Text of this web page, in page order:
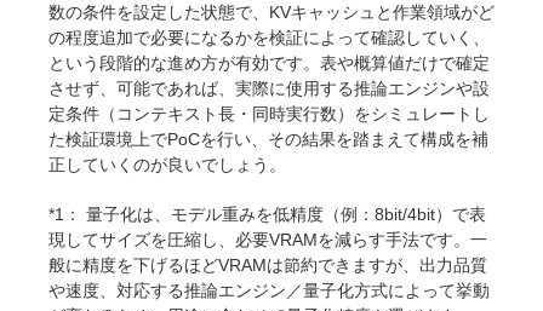
数の条件を設定した状態で、KVキャッシュと作業領域がど
の程度追加で必要になるかを検証によって確認していく、
という段階的な進め方が有効です。表や概算値だけで確定
させず、可能であれば、実際に使用する推論エンジンや設
定条件（コンテキスト長・同時実行数）をシミュレートし
た検証環境上でPoCを行い、その結果を踏まえて構成を補
正していくのが良いでしょう。
*1： 量子化は、モデル重みを低精度（例：8bit/4bit）で表
現してサイズを圧縮し、必要VRAMを減らす手法です。一
般に精度を下げるほどVRAMは節約できますが、出力品質
や速度、対応する推論エンジン／量子化方式によって挙動